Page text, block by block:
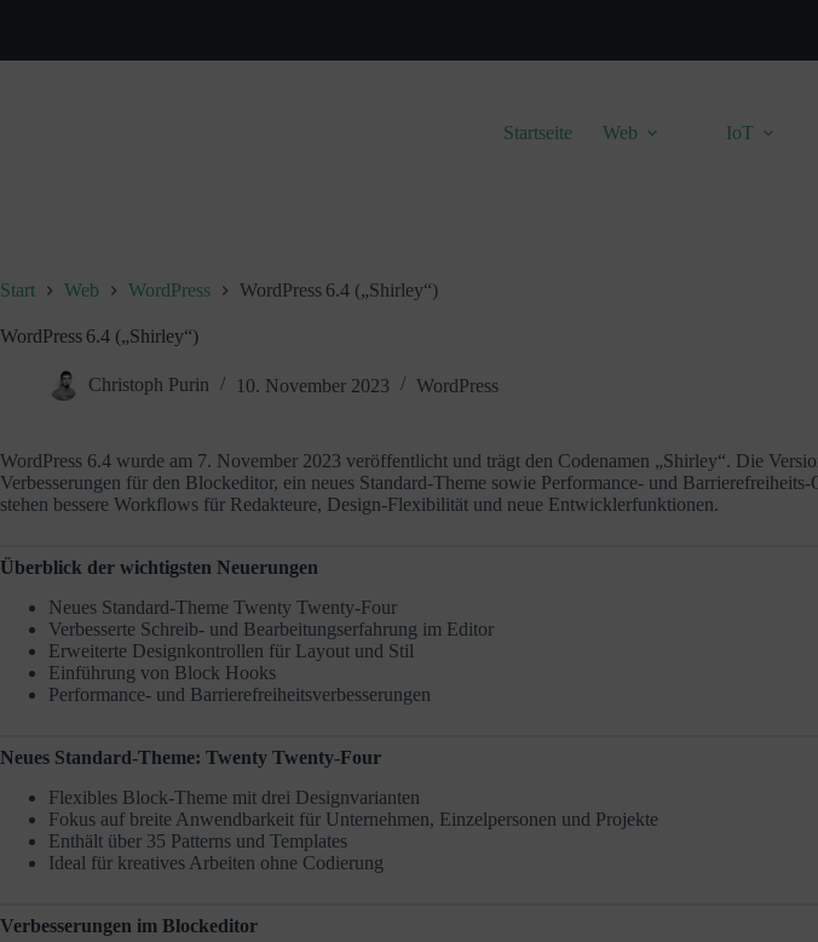
Startseite Web IoT
Start Web WordPress WordPress 6.4 („Shirley“)
WordPress 6.4 („Shirley“)
Christoph Purin 10. November 2023 WordPress
WordPress 6.4 wurde am 7. November 2023 veröffentlicht und trägt den Codenamen „Shirley“. Die
Verbesserungen für den Blockeditor, ein neues Standard-Theme sowie Performance- und
stehen bessere Workflows für Redakteure, Design-Flexibilität und neue Entwicklerfunktionen.
Überblick der wichtigsten Neuerungen
Neues Standard-Theme Twenty Twenty-Four
Verbesserte Schreib- und Bearbeitungserfahrung im Editor
Erweiterte Designkontrollen für Layout und Stil
Einführung von Block Hooks
Performance- und Barrierefreiheitsverbesserungen
Neues Standard-Theme: Twenty Twenty-Four
Flexibles Block-Theme mit drei Designvarianten
Fokus auf breite Anwendbarkeit für Unternehmen, Einzelpersonen und Projekte
Enthält über 35 Patterns und Templates
Ideal für kreatives Arbeiten ohne Codierung
Verbesserungen im Blockeditor